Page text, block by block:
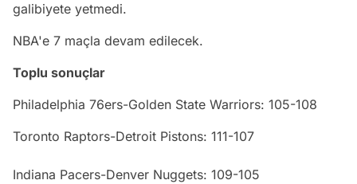
galibiyete yetmedi.
NBA'e 7 maçla devam edilecek.
Toplu sonuçlar
Philadelphia 76ers-Golden State Warriors: 105-108
Toronto Raptors-Detroit Pistons: 111-107
Indiana Pacers-Denver Nuggets: 109-105